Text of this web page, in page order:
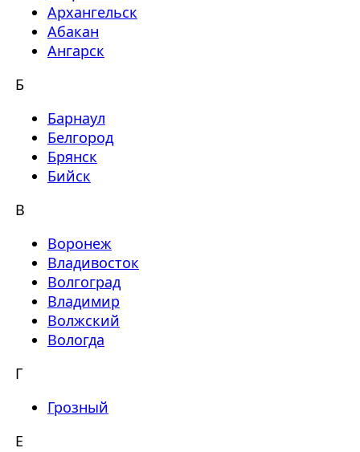
Архангельск
Абакан
Ангарск
Б
Барнаул
Белгород
Брянск
Бийск
В
Воронеж
Владивосток
Волгоград
Владимир
Волжский
Вологда
Г
Грозный
Е